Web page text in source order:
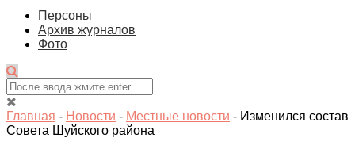
Персоны
Архив журналов
Фото
Главная - Новости - Местные новости - Изменился состав
Совета Шуйского района